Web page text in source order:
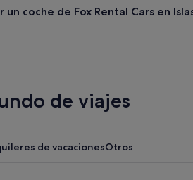
coche de Fox Rental Cars en
de viajes
de vacacionesOtros